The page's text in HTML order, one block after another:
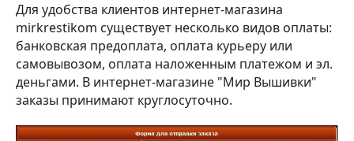
Для удобства клиентов интернет-магазина
mirkrestikom существует несколько видов оплаты:
банковская предоплата, оплата курьеру или
самовывозом, оплата наложенным платежом и эл.
деньгами. В интернет-магазине "Мир Вышивки"
заказы принимают круглосуточно.